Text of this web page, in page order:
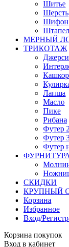
Шитье
Шерсть
Шифон
МЕРНЫЙ
ТРИКОТАЖ
Джерси
Лапша
Масло
Пике
Рибана
Футер
Футер
Футер
ФУРНИТУРА
СКИДКИ
КРУПНЫЙ
Корзина
Избранное
Вход/
Корзина покупок
Вход в кабинет